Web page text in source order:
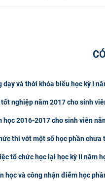
và thời khóa biểu học kỳ I
nghiệp năm 2017 cho sinh
học 2016-2017 cho sinh viên
thi vớt một số học phần chưa
tổ chức học lại học kỳ II năm
học và công nhận điểm học